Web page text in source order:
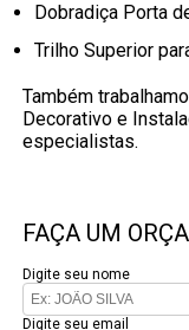
Dobradiça Porta
Trilho Superior
Também
Decorativo e
especialistas.
FAÇA UM
Digite seu nome
Digite seu email